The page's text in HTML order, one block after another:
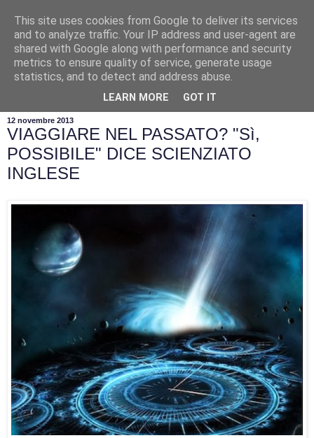
12 novembre 2013
VIAGGIARE NEL PASSATO? "Sì,
POSSIBILE" DICE SCIENZIATO
INGLESE
This site uses cookies from Google to deliver its services
and to analyze traffic. Your IP address and user-agent are
shared with Google along with performance and security
metrics to ensure quality of service, generate usage
statistics, and to detect and address abuse.
LEARN MORE GOT IT